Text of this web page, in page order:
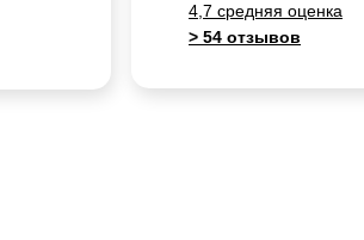
4,7 средняя оценка
> 54 отзывов